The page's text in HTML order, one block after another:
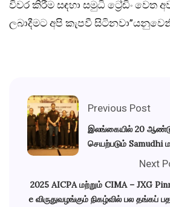
විවර කිරීම සඳහා සමුධි ට්‍රේඩිං වෙත
ලබාදීමට අපි කැපවී
Previous Post
இலங்கையில் 20
செயற்படும் Samudhi
Next
2025 AICPA மற்றும் CIMA – JXG
e விருதுவழங்கும் நிகழ்வில் பல தங்கப்